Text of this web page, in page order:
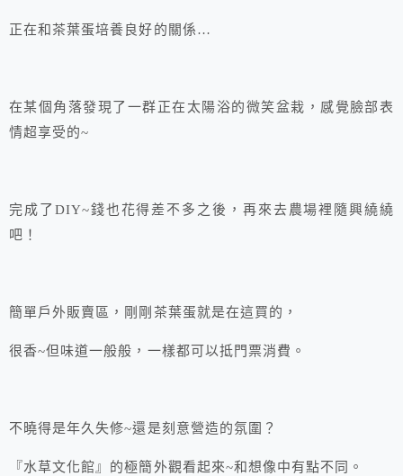
正在和茶葉蛋培養良好的關係…
在某個角落發現了一群正在太陽浴的微笑盆栽，感覺臉部表
情超享受的~
完成了DIY~錢也花得差不多之後，再來去農場裡隨興繞繞
吧！
簡單戶外販賣區，剛剛茶葉蛋就是在這買的，
很香~但味道一般般，一樣都可以抵門票消費。
不曉得是年久失修~還是刻意營造的氛圍？
『水草文化館』的極簡外觀看起來~和想像中有點不同。